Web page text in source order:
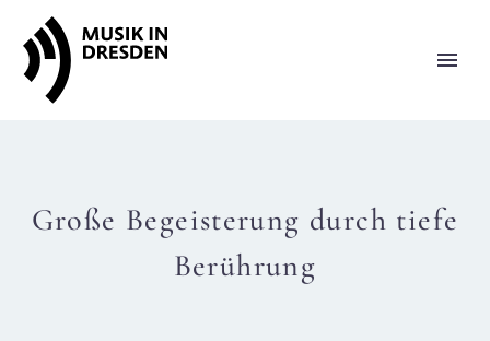
Große Begeisterung durch tiefe
Berührung